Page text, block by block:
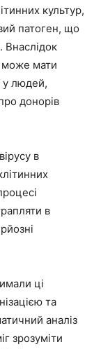
культур,
патоген, що
може мати
у людей,
донорів
в
в
ці
та
аналіз
зрозуміти